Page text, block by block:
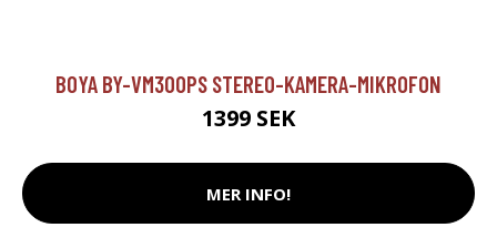
BOYA BY-VM300PS STEREO-KAMERA-MIKROFON
1399 SEK
MER INFO!